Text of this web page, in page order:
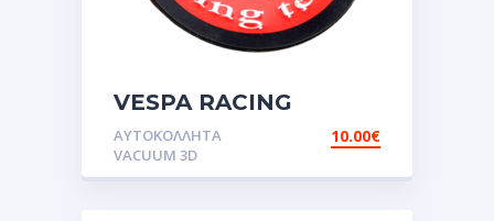
VESPA RACING
TEAM.Αυτοκόλλητα
ΑΥΤΟΚΌΛΛΗΤΑ
VACUUM 3D
10.00€